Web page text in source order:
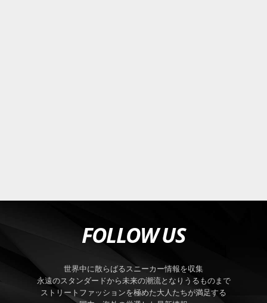
FOLLOW US
世界中に散らばるスニーカー情報を収集
永遠のスタンダードから未来の潮流となりうるものまで
ストリートファッションを極めた大人たちが満足する